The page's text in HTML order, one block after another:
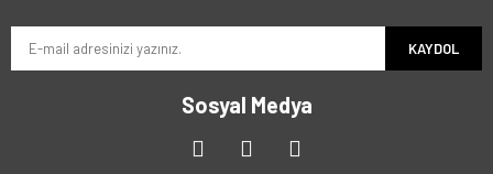
KAYDOL
Sosyal Medya